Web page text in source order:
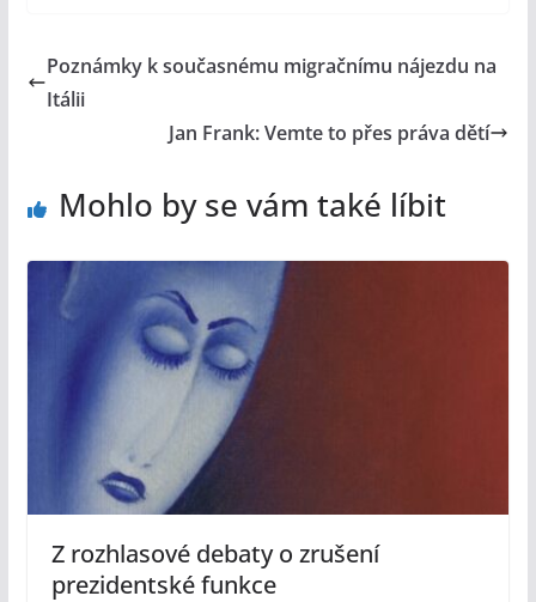
Poznámky k současnému migračnímu nájezdu na
Itálii
Jan Frank: Vemte to přes práva dětí
Mohlo by se vám také líbit
Z rozhlasové debaty o zrušení
prezidentské funkce